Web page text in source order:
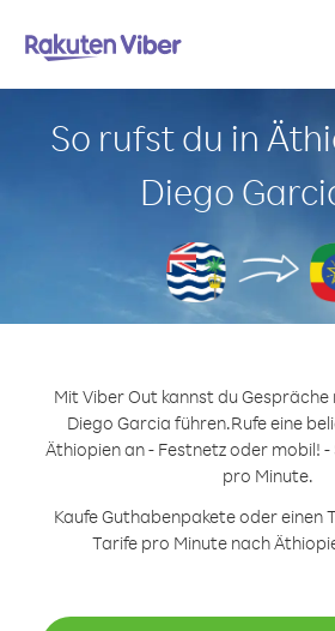
So rufst du in
Diego
Mit Viber Out kannst du
Diego Garcia führen.Rufe eine
Äthiopien an - Festnetz oder mobil! -
pro Minute.
Kaufe Guthabenpakete oder einen
Tarife pro Minute nach